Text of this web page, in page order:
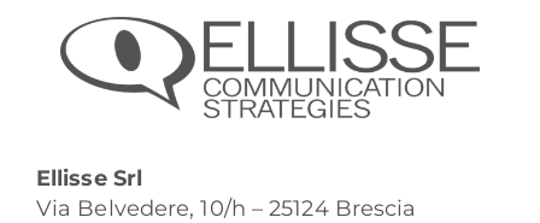
Ellisse Srl
Via Belvedere, 10/h – 25124 Brescia